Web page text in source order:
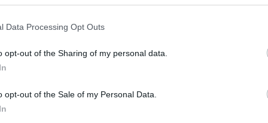
Data Processing Opt Outs
opt-out of the Sharing of my personal data.
opt-out of the Sale of my Personal Data.
algo"
a Schengen: Sánchez responde a Meloni
y consejos: así se gestó el cruce a Ceuta desde redes sociales